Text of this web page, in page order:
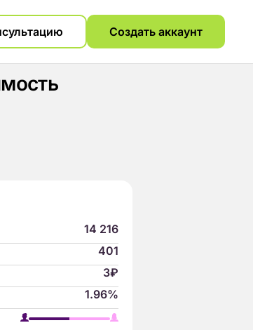
Создать аккаунт
14 216
401
3₽
1.96%